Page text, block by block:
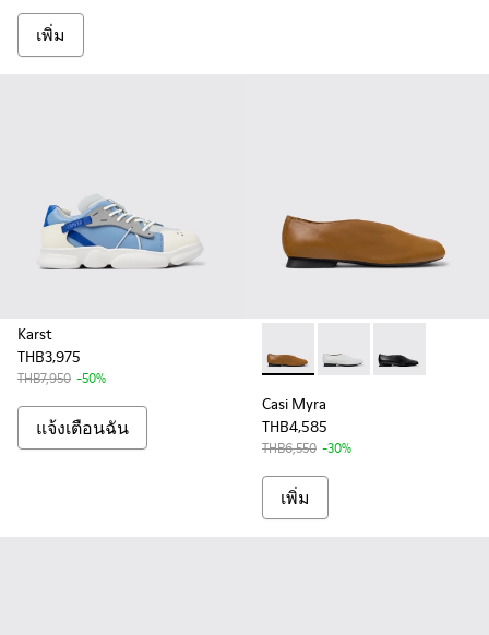
เพิ่ม
Karst
THB3,975
THB7,950 -50%
แจ้งเตือนฉัน
Casi Myra - K201751-009
Casi Myra -Casi Myra -
Casi Myra
THB4,585
THB6,550 -30%
เพิ่ม